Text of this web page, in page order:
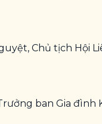
Chủ tịch Hội
ban Gia đình